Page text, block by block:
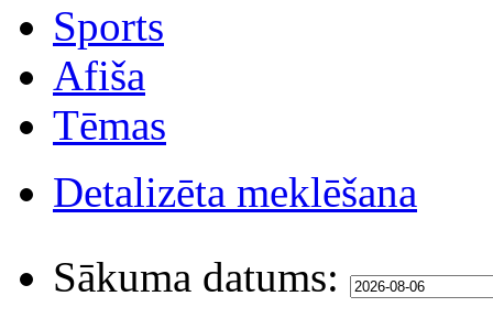
Sports
Afiša
Tēmas
Detalizēta meklēšana
Sākuma datums: